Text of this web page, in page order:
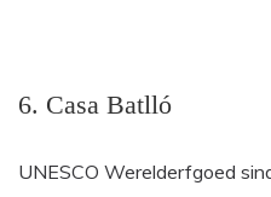
6. Casa Batlló
UNESCO Werelderfgoed